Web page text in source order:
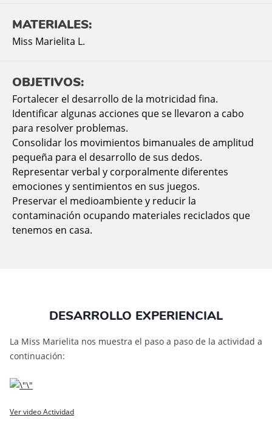
MATERIALES:
Miss Marielita L.
OBJETIVOS:
Fortalecer el desarrollo de la motricidad fina.
Identificar algunas acciones que se llevaron a cabo
para resolver problemas.
Consolidar los movimientos bimanuales de amplitud
pequeña para el desarrollo de sus dedos.
Representar verbal y corporalmente diferentes
emociones y sentimientos en sus juegos.
Preservar el medioambiente y reducir la
contaminación ocupando materiales reciclados que
tenemos en casa.
DESARROLLO EXPERIENCIAL
La Miss Marielita nos muestra el paso a paso de la actividad a
continuación:
Ver video Actividad